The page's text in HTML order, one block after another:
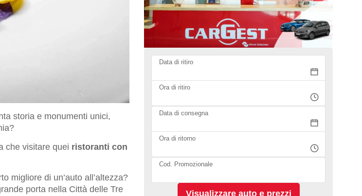
storia e monumenti unici,
che visitare quei ristoranti con
migliore di un’auto all’altezza?
porta nella Città delle Tre
Data di ritiro
Ora di ritiro
Data di consegna
Ora di ritorno
Cod. Promozionale